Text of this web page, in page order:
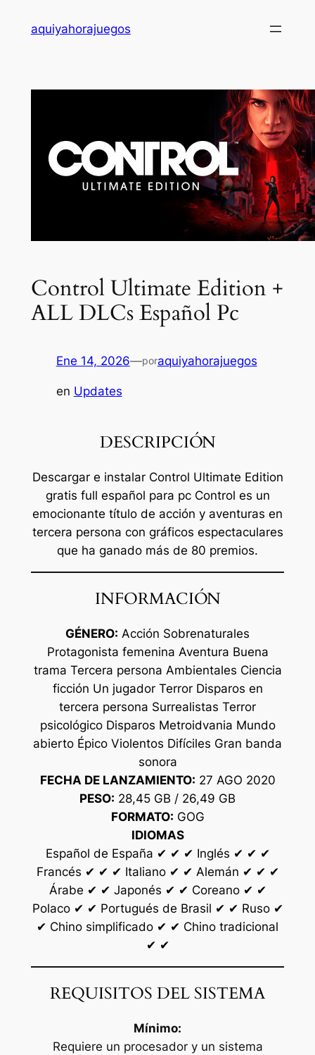
aquiyahorajuegos
Control Ultimate Edition +
ALL DLCs Español Pc
Ene 14, 2026—poraquiyahorajuegos
en Updates
DESCRIPCIÓN
Descargar e instalar Control Ultimate Edition
gratis full español para pc Control es un
emocionante título de acción y aventuras en
tercera persona con gráficos espectaculares
que ha ganado más de 80 premios.
INFORMACIÓN
GÉNERO: Acción Sobrenaturales
Protagonista femenina Aventura Buena
trama Tercera persona Ambientales Ciencia
ficción Un jugador Terror Disparos en
tercera persona Surrealistas Terror
psicológico Disparos Metroidvania Mundo
abierto Épico Violentos Difíciles Gran banda
sonora
FECHA DE LANZAMIENTO: 27 AGO 2020
PESO: 28,45 GB / 26,49 GB
FORMATO: GOG
IDIOMAS
Español de España ✔ ✔ ✔ Inglés ✔ ✔ ✔
Francés ✔ ✔ ✔ Italiano ✔ ✔ Alemán ✔ ✔ ✔
Árabe ✔ ✔ Japonés ✔ ✔ Coreano ✔ ✔
Polaco ✔ ✔ Portugués de Brasil ✔ ✔ Ruso ✔
✔ Chino simplificado ✔ ✔ Chino tradicional
✔ ✔
REQUISITOS DEL SISTEMA
Mínimo:
Requiere un procesador y un sistema